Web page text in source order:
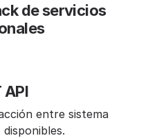
de servicios
API
entre sistema